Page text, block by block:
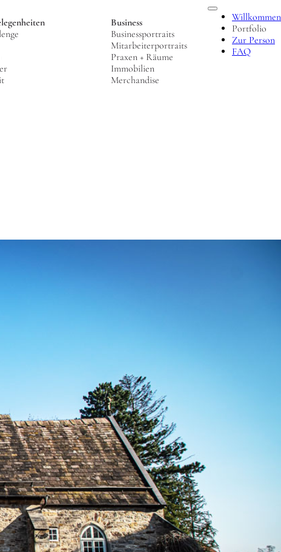
Willkommen
Portfolio
Zur Person
FAQ
Business
Businessportraits
Mitarbeiterportraits
Praxen + Räume
Immobilien
Merchandise